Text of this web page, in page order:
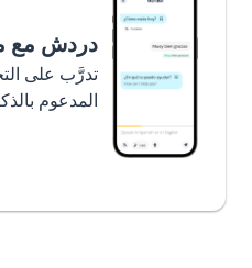
دردش مع
تدرَّب على
المدعوم